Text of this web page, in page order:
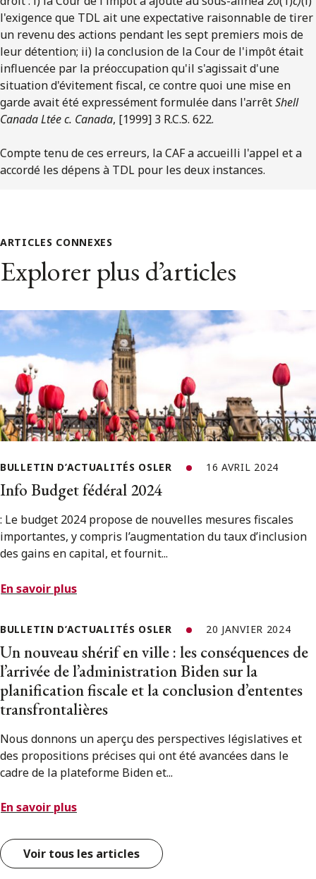
l'exigence que TDL ait une expectative raisonnable de tirer
un revenu des actions pendant les sept premiers mois de
leur détention; ii) la conclusion de la Cour de l'impôt était
influencée par la préoccupation qu'il s'agissait d'une
situation d'évitement fiscal, ce contre quoi une mise en
garde avait été expressément formulée dans l'arrêtShell
Canada Ltée c. Canada, [1999] 3 R.C.S. 622.
Compte tenu de ces erreurs, la CAF a accueilli l'appel et a
accordé les dépens à TDL pour les deux instances.
ARTICLES CONNEXES
Explorer plus d’articles
BULLETIN D’ACTUALITÉS OSLER 16 AVRIL 2024
Info Budget fédéral 2024
: Le budget 2024 propose de nouvelles mesures fiscales
importantes, y compris l’augmentation du taux d’inclusion
des gains en capital, et fournit...
En savoir plus
BULLETIN D’ACTUALITÉS OSLER 20 JANVIER 2024
Un nouveau shérif en ville : les conséquences de
l’arrivée de l’administration Biden sur la
planification fiscale et la conclusion d’ententes
transfrontalières
Nous donnons un aperçu des perspectives législatives et
des propositions précises qui ont été avancées dans le
cadre de la plateforme Biden et...
En savoir plus
Voir tous les articles